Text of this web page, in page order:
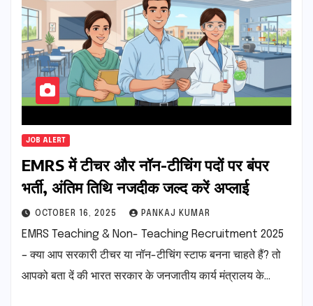
JOB ALERT
EMRS में टीचर और नॉन-टीचिंग पदों पर बंपर
भर्ती, अंतिम तिथि नजदीक जल्द करें अप्लाई
OCTOBER 16, 2025 PANKAJ KUMAR
EMRS Teaching & Non- Teaching Recruitment 2025
– क्या आप सरकारी टीचर या नॉन-टीचिंग स्टाफ बनना चाहते हैं? तो
आपको बता दें की भारत सरकार के जनजातीय कार्य मंत्रालय के…